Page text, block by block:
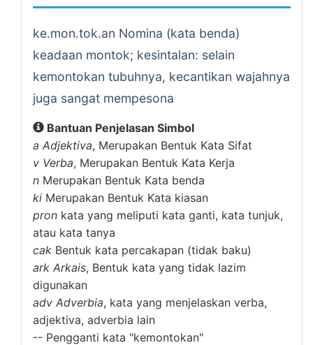
ke.mon.tok.an Nomina (kata benda)
keadaan montok; kesintalan: selain
kemontokan tubuhnya, kecantikan wajahnya
juga sangat mempesona
Bantuan Penjelasan Simbol
a Adjektiva, Merupakan Bentuk Kata Sifat
v Verba, Merupakan Bentuk Kata Kerja
n Merupakan Bentuk Kata benda
ki Merupakan Bentuk Kata kiasan
pron kata yang meliputi kata ganti, kata tunjuk,
atau kata tanya
cak Bentuk kata percakapan (tidak baku)
ark Arkais, Bentuk kata yang tidak lazim
digunakan
adv Adverbia, kata yang menjelaskan verba,
adjektiva, adverbia lain
-- Pengganti kata "kemontokan"